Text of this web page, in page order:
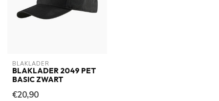
BLAKLADER
BLAKLADER 2049 PET
BASIC ZWART
€20,90